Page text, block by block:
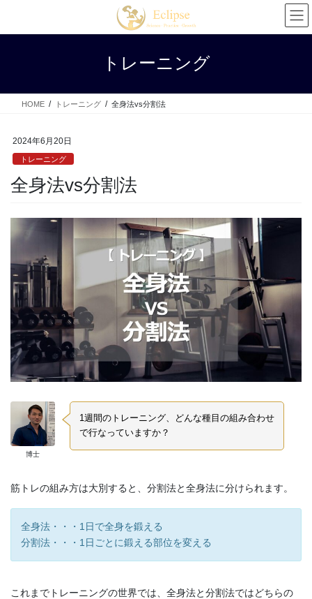
テ
ス
ゲ
ン
トレーニング
HOME トレーニング 全身法vs分割法
2024年6月20日
トレーニング
全身法vs分割法
博士
1週間のトレーニング、どんな種目の組み合わせ
で行なっていますか？
筋トレの組み方は大別すると、分割法と全身法に分けられます。
全身法・・・1日で全身を鍛える
分割法・・・1日ごとに鍛える部位を変える
これまでトレーニングの世界では、全身法と分割法ではどちらの